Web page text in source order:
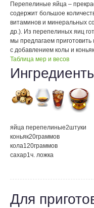
Перепелиные яйца –
содержит большое
витаминов и минеральных
др.). Из перепелиных яиц
мы предлагаем
с добавлением колы и
Таблица мер и весов
яйца перепелиные2штуки
коньяк20граммов
кола120граммов
сахар1ч. ложка
Для